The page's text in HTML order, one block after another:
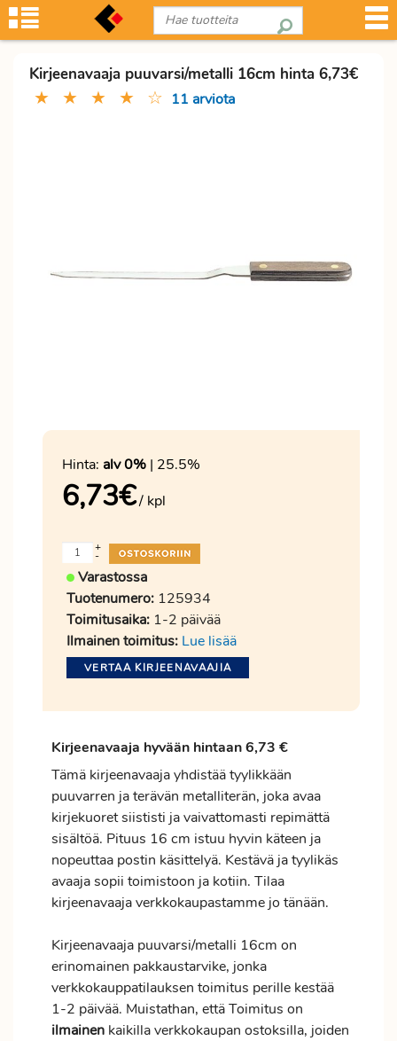
Kirjeenavaaja puuvarsi/metalli 16cm hinta 6,73€
★ ★ ★ ★ ☆ 11 arviota
Hinta: alv 0% | 25.5%
6,73€/ kpl
-
+
Varastossa
Tuotenumero: 125934
Toimitusaika: 1-2 päivää
Ilmainen toimitus: Lue lisää
VERTAA KIRJEENAVAAJIA
Kirjeenavaaja hyvään hintaan 6,73 €
Tämä kirjeenavaaja yhdistää tyylikkään
puuvarren ja terävän metalliterän, joka avaa
kirjekuoret siististi ja vaivattomasti repimättä
sisältöä. Pituus 16 cm istuu hyvin käteen ja
nopeuttaa postin käsittelyä. Kestävä ja tyylikäs
avaaja sopii toimistoon ja kotiin. Tilaa
kirjeenavaaja verkkokaupastamme jo tänään.
Kirjeenavaaja puuvarsi/metalli 16cm on
erinomainen pakkaustarvike, jonka
verkkokauppatilauksen toimitus perille kestää
1-2 päivää. Muistathan, että Toimitus on
ilmainen kaikilla verkkokaupan ostoksilla, joiden